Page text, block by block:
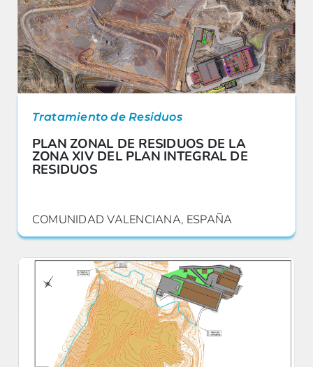
Tratamiento de Residuos
PLAN ZONAL DE RESIDUOS DE LA
ZONA XIV DEL PLAN INTEGRAL DE
RESIDUOS
COMUNIDAD VALENCIANA, ESPAÑA